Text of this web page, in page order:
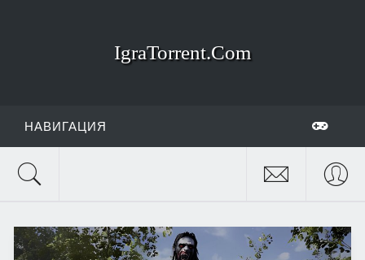
IgraTorrent.Com
НАВИГАЦИЯ